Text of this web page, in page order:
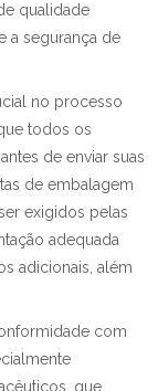
qualidade
a segurança de
no processo
todos os
de enviar suas
de embalagem
exigidos pelas
adequada
adicionais, além
com
que